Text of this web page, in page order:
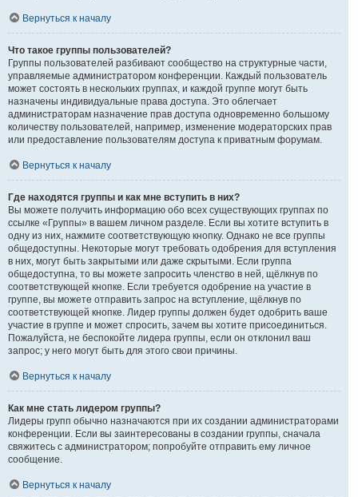
Вернуться к началу
Что такое группы пользователей?
Группы пользователей разбивают сообщество на структурные части,
управляемые администратором конференции. Каждый пользователь
может состоять в нескольких группах, и каждой группе могут быть
назначены индивидуальные права доступа. Это облегчает
администраторам назначение прав доступа одновременно большому
количеству пользователей, например, изменение модераторских прав
или предоставление пользователям доступа к приватным форумам.
Вернуться к началу
Где находятся группы и как мне вступить в них?
Вы можете получить информацию обо всех существующих группах по
ссылке «Группы» в вашем личном разделе. Если вы хотите вступить в
одну из них, нажмите соответствующую кнопку. Однако не все группы
общедоступны. Некоторые могут требовать одобрения для вступления
в них, могут быть закрытыми или даже скрытыми. Если группа
общедоступна, то вы можете запросить членство в ней, щёлкнув по
соответствующей кнопке. Если требуется одобрение на участие в
группе, вы можете отправить запрос на вступление, щёлкнув по
соответствующей кнопке. Лидер группы должен будет одобрить ваше
участие в группе и может спросить, зачем вы хотите присоединиться.
Пожалуйста, не беспокойте лидера группы, если он отклонил ваш
запрос; у него могут быть для этого свои причины.
Вернуться к началу
Как мне стать лидером группы?
Лидеры групп обычно назначаются при их создании администраторами
конференции. Если вы заинтересованы в создании группы, сначала
свяжитесь с администратором; попробуйте отправить ему личное
сообщение.
Вернуться к началу